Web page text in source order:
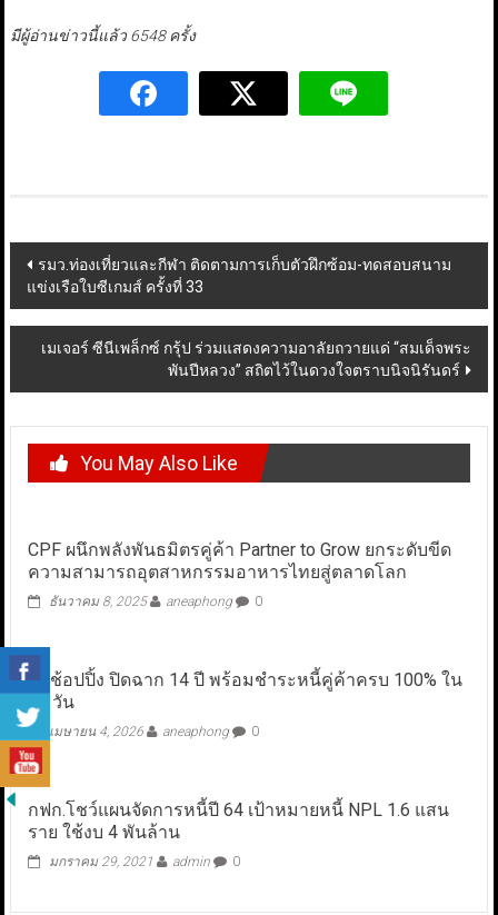
มีผู้อ่านข่าวนี้แล้ว 6548 ครั้ง
Post
navigation
รมว.ท่องเที่ยวและกีฬา ติดตามการเก็บตัวฝึกซ้อม-ทดสอบสนาม
แข่งเรือใบซีเกมส์ ครั้งที่ 33
เมเจอร์ ซีนีเพล็กซ์ กรุ้ป ร่วมแสดงความอาลัยถวายแด่ “สมเด็จพระ
พันปีหลวง” สถิตไว้ในดวงใจตราบนิจนิรันดร์
You May Also Like
CPF ผนึกพลังพันธมิตรคู่ค้า Partner to Grow ยกระดับขีด
ความสามารถอุตสาหกรรมอาหารไทยสู่ตลาดโลก
ธันวาคม 8, 2025 aneaphong 0
ทรูช้อปปิ้ง ปิดฉาก 14 ปี พร้อมชำระหนี้คู่ค้าครบ 100% ใน
30 วัน
เมษายน 4, 2026 aneaphong 0
กฟก.โชว์แผนจัดการหนี้ปี 64 เป้าหมายหนี้ NPL 1.6 แสน
ราย ใช้งบ 4 พันล้าน
มกราคม 29, 2021 admin 0